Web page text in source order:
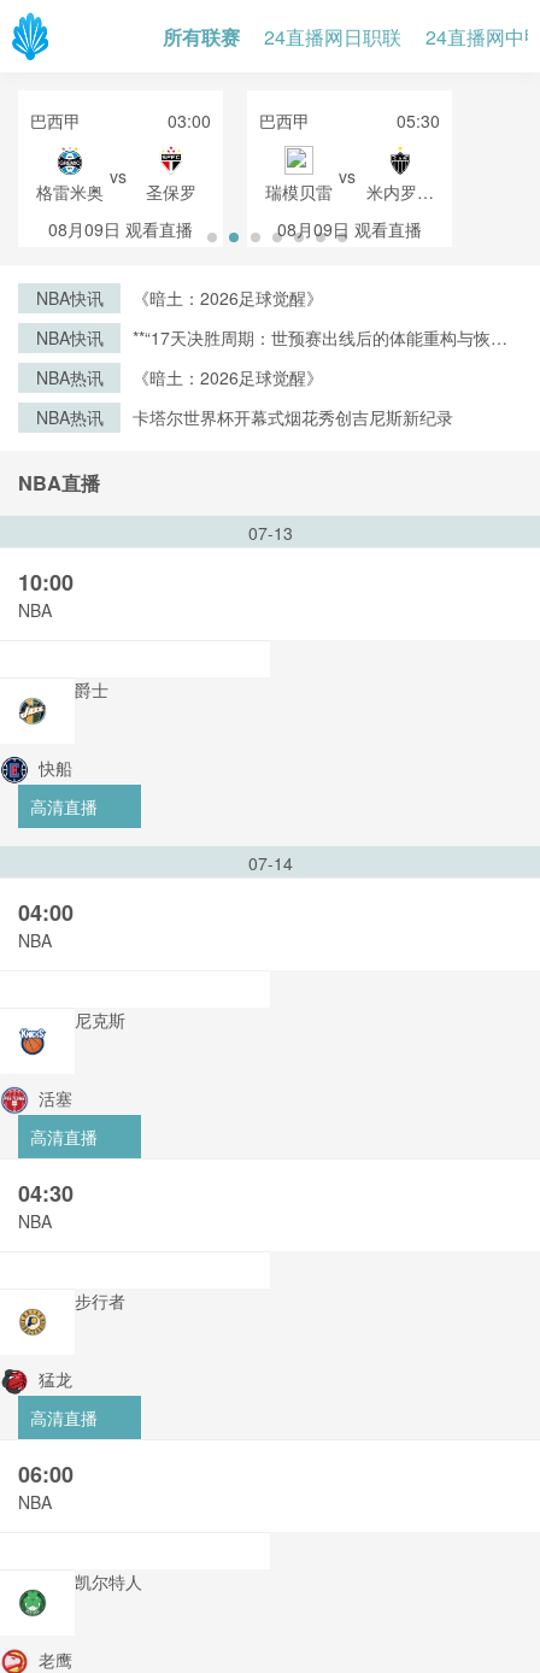
所有联赛 24直播网日职联 24直播网中
巴西甲 03:00
格雷米奥
vs
圣保罗
08月09日 观看直播
巴西甲 05:30
瑞模贝雷
vs
米内罗竞
技
08月09日 观看直播
NBA快讯
《暗土：2026足球觉醒》
NBA快讯
**“17天决胜周期：世预赛出线后的体能重构与恢复
NBA热讯
《暗土：2026足球觉醒》
NBA热讯
卡塔尔世界杯开幕式烟花秀创吉尼斯新纪录
NBA直播
07-13
10:00
NBA
爵士
快船
高清直播
07-14
04:00
NBA
尼克斯
活塞
高清直播
04:30
NBA
步行者
猛龙
高清直播
06:00
NBA
凯尔特人
老鹰